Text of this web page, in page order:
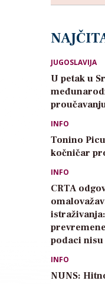
JUGOSLAVIJA
U petak u
INFO
Tonino
kočničar
INFO
CRTA
podaci
INFO
NUNS: